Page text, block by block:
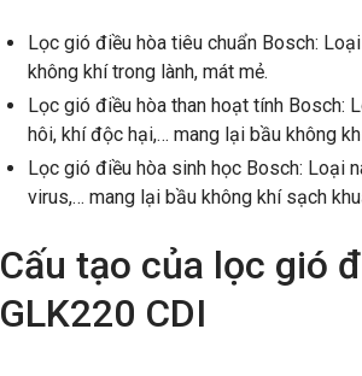
Lọc gió điều hòa tiêu chuẩn Bosch:
không khí trong lành, mát mẻ.
Lọc gió điều hòa than hoạt tính Bosch:
hôi, khí độc hại,… mang lại bầu không
Lọc gió điều hòa sinh học Bosch: Loại
virus,… mang lại bầu không khí sạch
Cấu tạo của lọc gió
GLK220 CDI